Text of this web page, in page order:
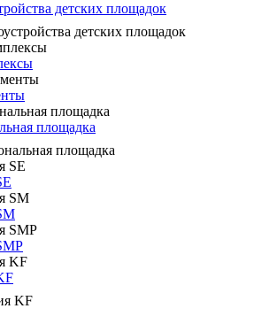
детских площадок
детских площадок
площадка
площадка
KF